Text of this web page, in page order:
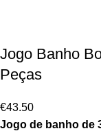
Jogo Banho
Peças
€43.50
Jogo de banho de